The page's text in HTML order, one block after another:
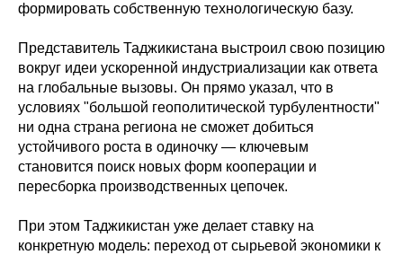
формировать собственную технологическую базу.
Представитель Таджикистана выстроил свою позицию
вокруг идеи ускоренной индустриализации как ответа
на глобальные вызовы. Он прямо указал, что в
условиях "большой геополитической турбулентности"
ни одна страна региона не сможет добиться
устойчивого роста в одиночку — ключевым
становится поиск новых форм кооперации и
пересборка производственных цепочек.
При этом Таджикистан уже делает ставку на
конкретную модель: переход от сырьевой экономики к